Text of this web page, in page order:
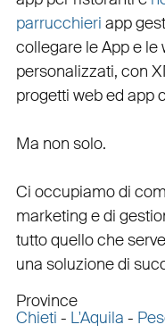
parrucchieri app
collegareleAppe le
personalizzati, con
progetti webed app
Ma non solo.
Ci occupiamo di
marketing e di
tutto quello che
una soluzione di
Province
Chieti - L'Aquila -